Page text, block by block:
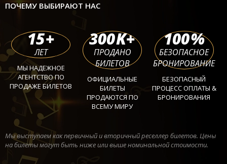
ПОЧЕМУ ВЫБИРАЮТ НАС
15+
ЛЕТ
МЫ НАДЕЖНОЕ
АГЕНТСТВО ПО
ПРОДАЖЕ БИЛЕТОВ
300K+
ПРОДАНО
БИЛЕТОВ
ОФИЦИАЛЬНЫЕ
БИЛЕТЫ
ПРОДАЮТСЯ ПО
ВСЕМУ МИРУ
100%
БЕЗОПАСНОЕ
БРОНИРОВАНИЕ
БЕЗОПАСНЫЙ
ПРОЦЕСС ОПЛАТЫ &
БРОНИРОВАНИЯ
Мы выступаем как первичный и вторичный реселлер билетов. Цены
на билеты могут быть ниже или выше номинальной стоимости.